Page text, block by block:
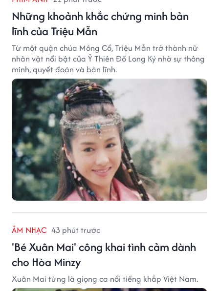
Những khoảnh khắc chứng minh bản
lĩnh của Triệu Mẫn
Từ một quận chúa Mông Cổ, Triệu Mẫn trở thành nữ
nhân vật nổi bật của Ỷ Thiên Đồ Long Ký nhờ sự thông
minh, quyết đoán và bản lĩnh.
ÂM NHẠC 43 phút trước
'Bé Xuân Mai' công khai tình cảm dành
cho Hòa Minzy
Xuân Mai từng là giọng ca nổi tiếng khắp Việt Nam.